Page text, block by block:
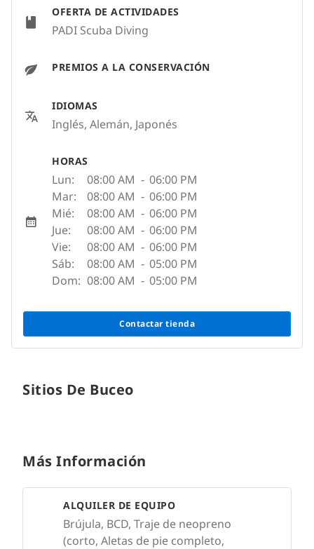
OFERTA DE ACTIVIDADES
PADI Scuba Diving
PREMIOS A LA CONSERVACIÓN
IDIOMAS
Inglés, Alemán, Japonés
HORAS
Lun: 08:00 AM - 06:00 PM
Mar:
08:00 AM - 06:00 PM
Mié:
08:00 AM - 06:00 PM
Jue:
08:00 AM - 06:00 PM
Vie:
08:00 AM - 06:00 PM
Sáb:
08:00 AM - 05:00 PM
Dom: 08:00 AM - 05:00 PM
Contactar tienda
Sitios De Buceo
Más Información
ALQUILER DE EQUIPO
Brújula, BCD, Traje de neopreno
(corto, Aletas de pie completo,